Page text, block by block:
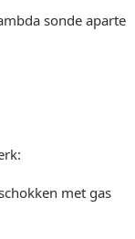
sonde aparte
met gas